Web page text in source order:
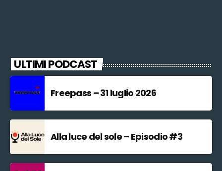
ULTIMI PODCAST
Freepass – 31 luglio 2026
Alla luce del sole – Episodio #3